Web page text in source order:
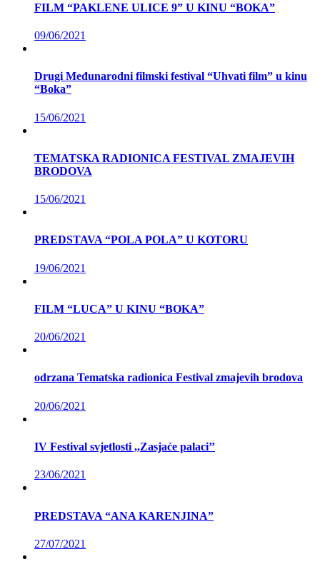
FILM “PAKLENE ULICE 9” U KINU “BOKA”
09/06/2021
Drugi Međunarodni filmski festival “Uhvati film” u kinu
“Boka”
15/06/2021
TEMATSKA RADIONICA FESTIVAL ZMAJEVIH
BRODOVA
15/06/2021
PREDSTAVA “POLA POLA” U KOTORU
19/06/2021
FILM “LUCA” U KINU “BOKA”
20/06/2021
odrzana Tematska radionica Festival zmajevih brodova
20/06/2021
IV Festival svjetlosti ,,Zasjaće palaci’’
23/06/2021
PREDSTAVA “ANA KARENJINA”
27/07/2021